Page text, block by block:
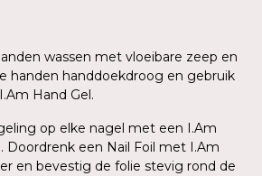
wassen met vloeibare zeep en
handen handdoekdroog en gebruik
Hand Gel.
op elke nagel met een I.Am
Doordrenk een Nail Foil met I.Am
en bevestig de folie stevig rond de